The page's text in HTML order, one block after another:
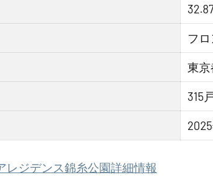
フ
東
315
レジデンス錦糸公園詳細情報